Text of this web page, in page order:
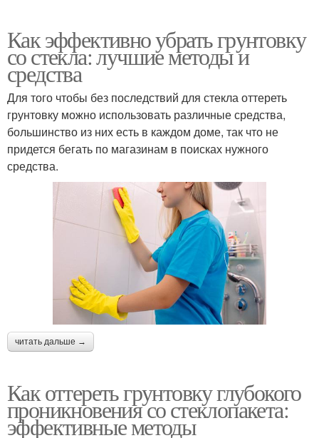
Как эффективно убрать грунтовку
со стекла: лучшие методы и
средства
Для того чтобы без последствий для стекла оттереть
грунтовку можно использовать различные средства,
большинство из них есть в каждом доме, так что не
придется бегать по магазинам в поисках нужного
средства.
читать дальше →
Как оттереть грунтовку глубокого
проникновения со стеклопакета:
эффективные методы